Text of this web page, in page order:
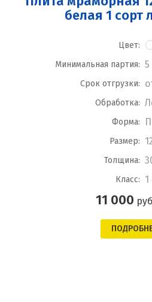
белая 1 сорт
Цвет:
Минимальная партия:
Срок отгрузки:
Обработка:
Форма:
Размер:
Толщина:
Класс:
11 000